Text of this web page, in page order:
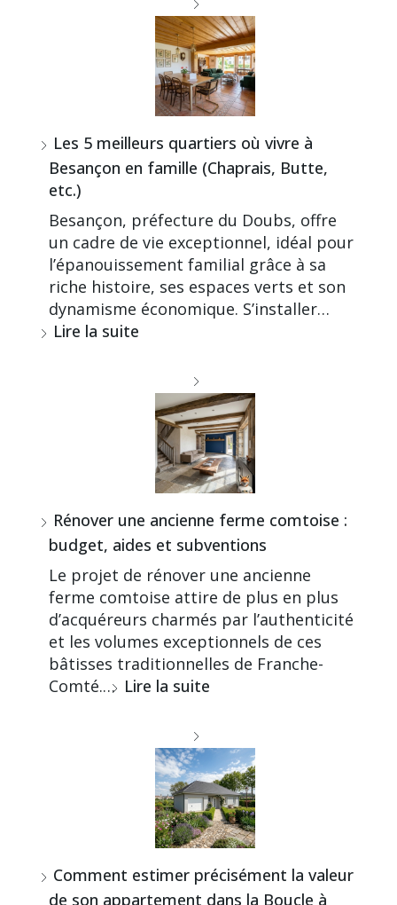
Les 5 meilleurs quartiers où vivre à
Besançon en famille (Chaprais, Butte,
etc.)
Besançon, préfecture du Doubs, offre
un cadre de vie exceptionnel, idéal pour
l’épanouissement familial grâce à sa
riche histoire, ses espaces verts et son
dynamisme économique. S’installer…
Lire la suite
Rénover une ancienne ferme comtoise :
budget, aides et subventions
Le projet de rénover une ancienne
ferme comtoise attire de plus en plus
d’acquéreurs charmés par l’authenticité
et les volumes exceptionnels de ces
bâtisses traditionnelles de Franche-
Comté.… Lire la suite
Comment estimer précisément la valeur
de son appartement dans la Boucle à